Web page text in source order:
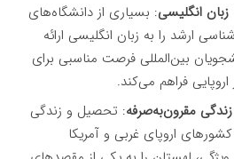
انگلیسی: بسیاری از دانشگاه‌های
ارشد را به زبان انگلیسی ارائه
بین‌المللی فرصت مناسبی برای
فراهم می‌کند.
مقرون‌به‌صرفه: تحصیل و زندگی
اروپای غربی و آمریکا